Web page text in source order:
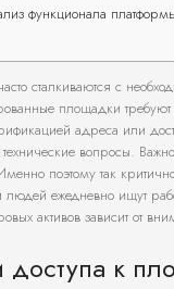
функционала
сталкиваются с
площадки
адреса или
вопросы.
поэтому так
людей ежедневно ищут
активов зависит от
доступа к